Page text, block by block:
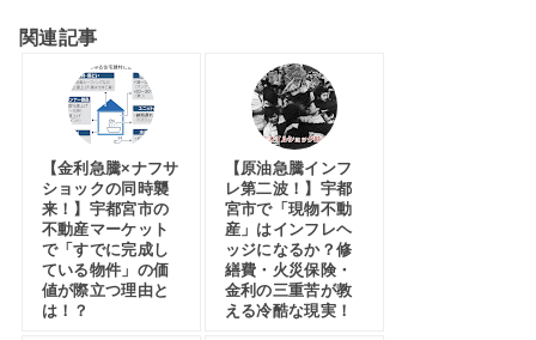
関連記事
【金利急騰×ナフサ
ショックの同時襲
来！】宇都宮市の
不動産マーケット
で「すでに完成し
ている物件」の価
値が際立つ理由と
は！？
【原油急騰インフ
レ第二波！】宇都
宮市で「現物不動
産」はインフレヘ
ッジになるか？修
繕費・火災保険・
金利の三重苦が教
える冷酷な現実！